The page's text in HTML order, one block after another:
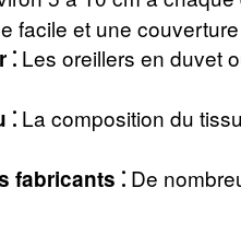
facile et une
Les oreillers en duvet
La composition du
fabricants ⁚De